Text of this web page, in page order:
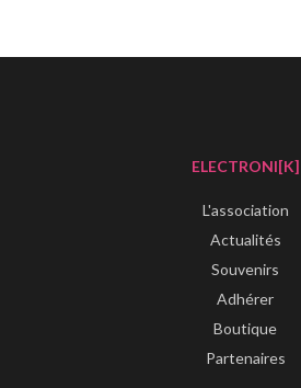
ELECTRONI[K]
L'association
Actualités
Souvenirs
Adhérer
Boutique
Partenaires